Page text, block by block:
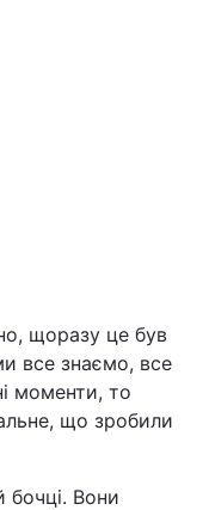
щоразу це був
все знаємо, все
моменти, то
що зробили
Вони